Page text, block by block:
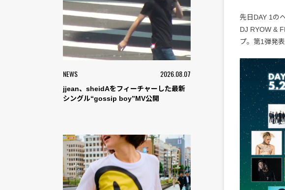
NEWS 2026.08.07
jjean、sheidAをフィーチャーした最新
シングル“gossip boy”MV公開
先日DAY 1の
DJ RYOW &
プ。第1弾発